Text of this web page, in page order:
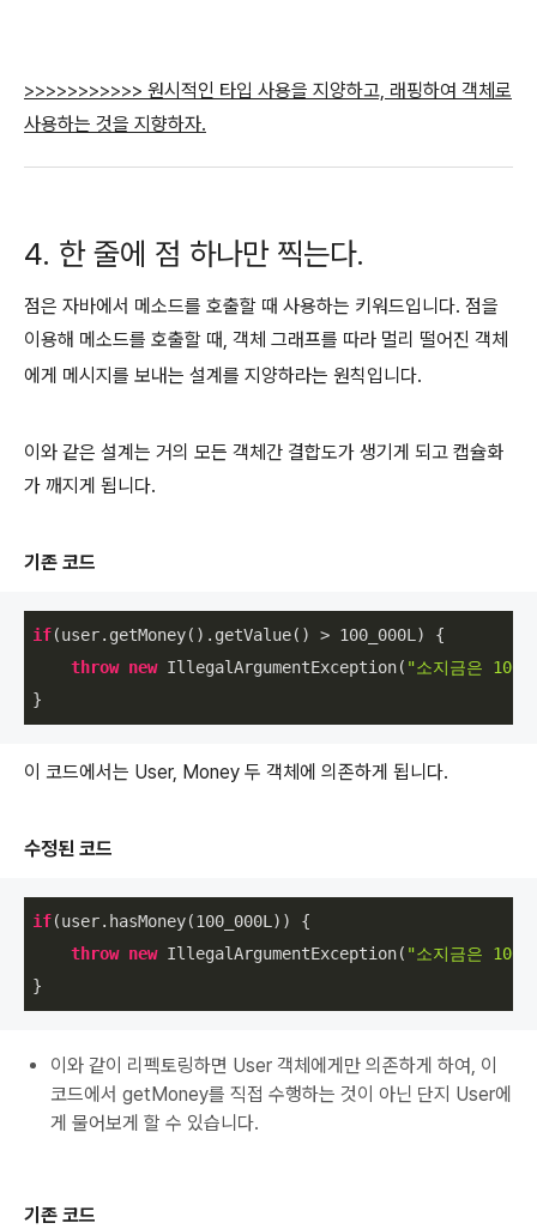
>>>>>>>>>>> 원시적인 타입 사용을 지양하고, 래핑하여 객체로
사용하는 것을 지향하자.
4. 한 줄에 점 하나만 찍는다.
점은 자바에서 메소드를 호출할 때 사용하는 키워드입니다. 점을
이용해 메소드를 호출할 때, 객체 그래프를 따라 멀리 떨어진 객체
에게 메시지를 보내는 설계를 지양하라는 원칙입니다.
이와 같은 설계는 거의 모든 객체간 결합도가 생기게 되고 캡슐화
가 깨지게 됩니다.
기존 코드
if(user.getMoney().getValue() > 100 _000L) {
throw new IllegalArgumentException( "소지금은
}
이 코드에서는 User, Money 두 객체에 의존하게 됩니다.
수정된 코드
if(user.hasMoney(100 _000L)) {
throw new IllegalArgumentException( "소지금은
}
이와 같이 리펙토링하면 User 객체에게만 의존하게 하여, 이
코드에서 getMoney를 직접 수행하는 것이 아닌 단지 User에
게 물어보게 할 수 있습니다.
기존 코드